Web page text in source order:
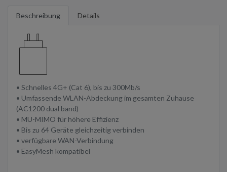
Beschreibung Details
• Schnelles 4G+ (Cat 6), bis zu 300Mb/s
• Umfassende WLAN-Abdeckung im gesamten Zuhause
(AC1200 dual band)
• MU-MIMO für höhere Effizienz
• Bis zu 64 Geräte gleichzeitig verbinden
• verfügbare WAN-Verbindung
• EasyMesh kompatibel